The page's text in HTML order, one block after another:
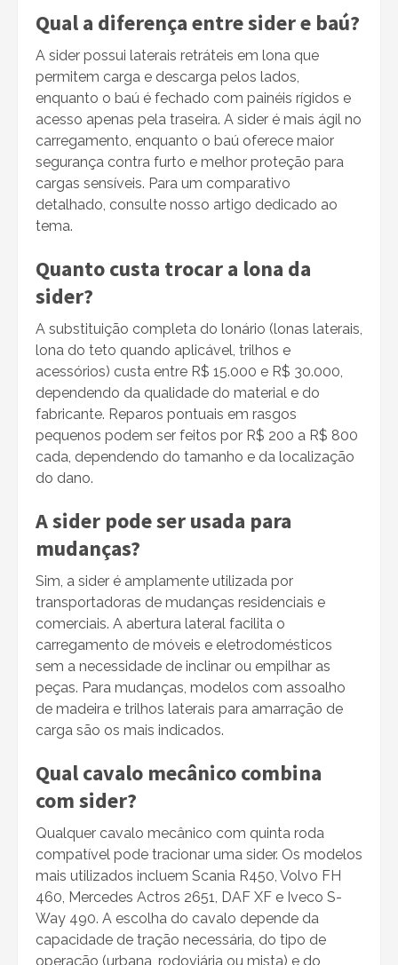
Qual a diferença entre sider e baú?
A sider possui laterais retráteis em lona que
permitem carga e descarga pelos lados,
enquanto o baú é fechado com painéis rígidos e
acesso apenas pela traseira. A sider é mais ágil no
carregamento, enquanto o baú oferece maior
segurança contra furto e melhor proteção para
cargas sensíveis. Para um comparativo
detalhado, consulte nosso artigo dedicado ao
tema.
Quanto custa trocar a lona da
sider?
A substituição completa do lonário (lonas laterais,
lona do teto quando aplicável, trilhos e
acessórios) custa entre R$ 15.000 e R$ 30.000,
dependendo da qualidade do material e do
fabricante. Reparos pontuais em rasgos
pequenos podem ser feitos por R$ 200 a R$ 800
cada, dependendo do tamanho e da localização
do dano.
A sider pode ser usada para
mudanças?
Sim, a sider é amplamente utilizada por
transportadoras de mudanças residenciais e
comerciais. A abertura lateral facilita o
carregamento de móveis e eletrodomésticos
sem a necessidade de inclinar ou empilhar as
peças. Para mudanças, modelos com assoalho
de madeira e trilhos laterais para amarração de
carga são os mais indicados.
Qual cavalo mecânico combina
com sider?
Qualquer cavalo mecânico com quinta roda
compatível pode tracionar uma sider. Os modelos
mais utilizados incluem Scania R450, Volvo FH
460, Mercedes Actros 2651, DAF XF e Iveco S-
Way 490. A escolha do cavalo depende da
capacidade de tração necessária, do tipo de
operação (urbana, rodoviária ou mista) e do